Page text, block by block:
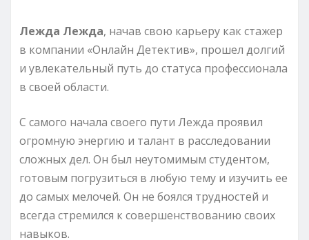
Лежда Лежда, начав свою карьеру как стажер
в компании «Онлайн Детектив», прошел долгий
и увлекательный путь до статуса профессионала
в своей области.
С самого начала своего пути Лежда проявил
огромную энергию и талант в расследовании
сложных дел. Он был неутомимым студентом,
готовым погрузиться в любую тему и изучить ее
до самых мелочей. Он не боялся трудностей и
всегда стремился к совершенствованию своих
навыков.